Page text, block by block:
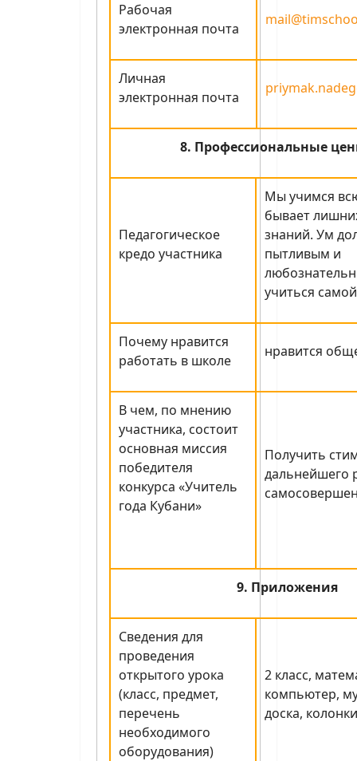
Рабочая
электронная почта
Личная
электронная почта
8. Профессиональные
Педагогическое
кредо участника
Мы учимся
бывает
знаний. Ум
пытливым и
учиться
Почему нравится
работать в школе
нравится
В чем, по мнению
участника, состоит
основная миссия
победителя
конкурса «Учитель
года Кубани»
Получить
дальнейшего
9. Приложения
Сведения для
проведения
открытого урока
(класс, предмет,
перечень
необходимого
оборудования)
2 класс,
компьютер,
доска,